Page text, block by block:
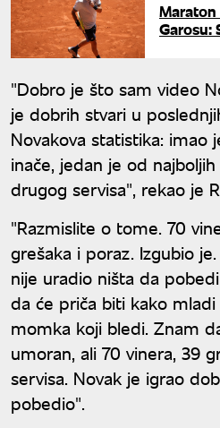
Maraton
Garosu:
"Dobro je što sam video
je dobrih stvari u
Novakova statistika: imao
inače, jedan je od
drugog servisa", rekao je
"Razmislite o tome. 70
grešaka i poraz. Izgubio
nije uradio ništa da
da će priča biti kako
momka koji bledi. Znam
umoran, ali 70 vinera, 39
servisa. Novak je igrao
pobedio".